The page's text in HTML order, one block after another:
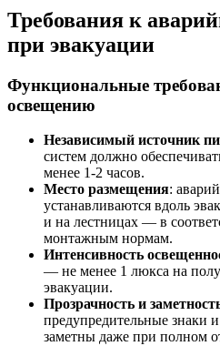
Требования к
при эвакуации
Функциональные
освещению
Независимый источник
систем должно
менее 1-2 часов.
Место размещения:
устанавливаются вдоль
и на лестницах — в
монтажным нормам.
Интенсивность
— не менее 1 люкса на
эвакуации.
Прозрачность и
предупредительные знаки
заметны даже при полном